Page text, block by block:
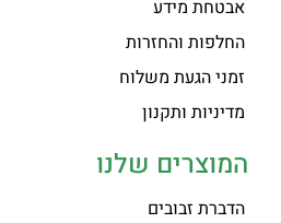
אבטחת מידע
החלפות והחזרות
זמני הגעת משלוח
מדיניות ותקנון
המוצרים שלנו
הדברת זבובים